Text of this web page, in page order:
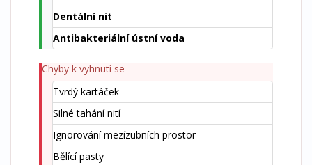
Dentální nit
Antibakteriální ústní voda
Chyby k vyhnutí se
Tvrdý kartáček
Silné tahání nití
Ignorování mezízubních prostor
Bělící pasty